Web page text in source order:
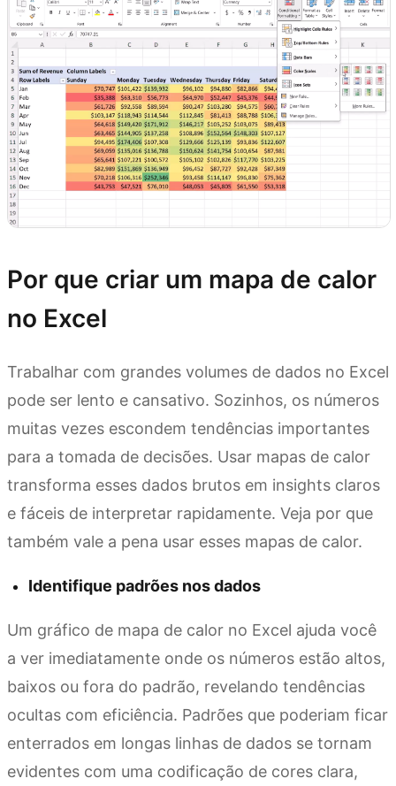
Por que criar um mapa de calor
no Excel
Trabalhar com grandes volumes de dados no Excel
pode ser lento e cansativo. Sozinhos, os números
muitas vezes escondem tendências importantes
para a tomada de decisões. Usar mapas de calor
transforma esses dados brutos em insights claros
e fáceis de interpretar rapidamente. Veja por que
também vale a pena usar esses mapas de calor.
Identifique padrões nos dados
Um gráfico de mapa de calor no Excel ajuda você
a ver imediatamente onde os números estão altos,
baixos ou fora do padrão, revelando tendências
ocultas com eficiência. Padrões que poderiam ficar
enterrados em longas linhas de dados se tornam
evidentes com uma codificação de cores clara,